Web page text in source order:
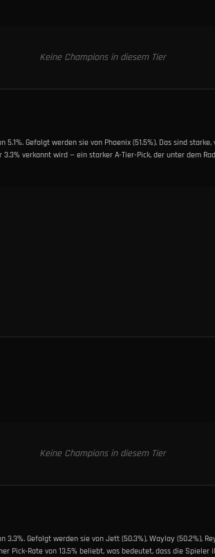
Keine Champions in diesem Tier
Gefolgt werden sie von Phoenix (51.5%). Das sind
verkannt wird — ein starker A-Tier-Pick, der unter dem
Keine Champions in diesem Tier
Gefolgt werden sie von Jett (50.3%), Waylay (50.2%),
Rate von 13.5% beliebt, was bedeutet, dass die